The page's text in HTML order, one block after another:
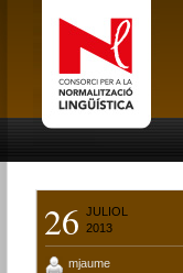
26
JULIOL
2013
mjaume